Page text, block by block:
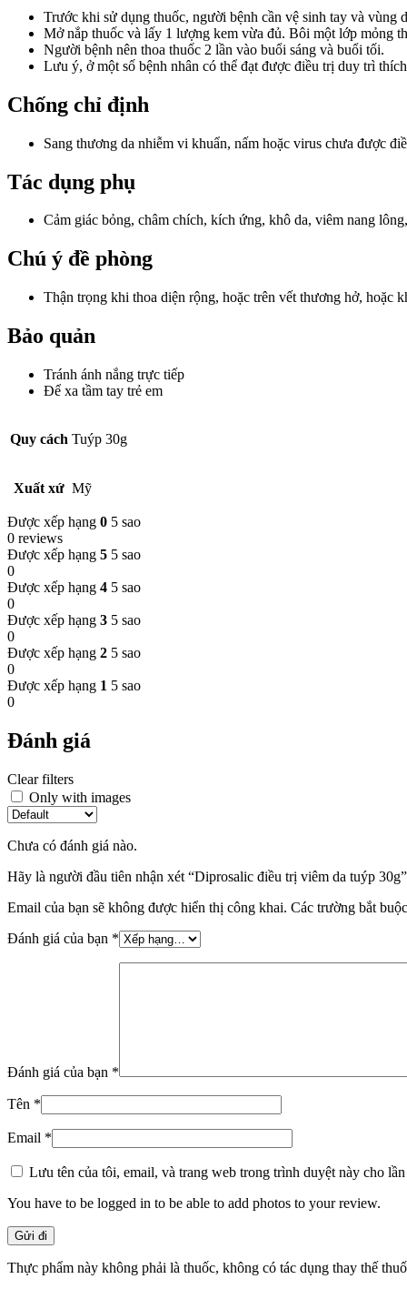
Trước khi sử dụng thuốc, người bệnh cần vệ sinh tay và vùng
Mở nắp thuốc và lấy 1 lượng kem vừa đủ. Bôi một lớp mỏng
Người bệnh nên thoa thuốc 2 lần vào buổi sáng và buổi tối.
Lưu ý, ở một số bệnh nhân có thể đạt được điều trị duy trì
Chống chỉ định
Sang thương da nhiễm vi khuẩn, nấm hoặc virus chưa được
Tác dụng phụ
Cảm giác bỏng, châm chích, kích ứng, khô da, viêm nang
Chú ý đề phòng
Thận trọng khi thoa diện rộng, hoặc trên vết thương hở,
Bảo quản
Tránh ánh nắng trực tiếp
Để xa tầm tay trẻ em
Quy cách Tuýp 30g
Xuất xứ Mỹ
Được xếp hạng 0 5 sao
0 reviews
Được xếp hạng 5 5 sao
0
Được xếp hạng 4 5 sao
0
Được xếp hạng 3 5 sao
0
Được xếp hạng 2 5 sao
0
Được xếp hạng 1 5 sao
0
Đánh giá
Clear filters
Only with images
Chưa có đánh giá nào.
Hãy là người đầu tiên nhận xét “Diprosalic điều trị viêm da tuýp 30g”
Email của bạn sẽ không được hiển thị công khai. Các trường bắt
Đánh giá của bạn *
Đánh giá của bạn *
Tên *
Email *
Lưu tên của tôi, email, và trang web trong trình duyệt này cho
You have to be logged in to be able to add photos to your review.
Thực phẩm này không phải là thuốc, không có tác dụng thay thế